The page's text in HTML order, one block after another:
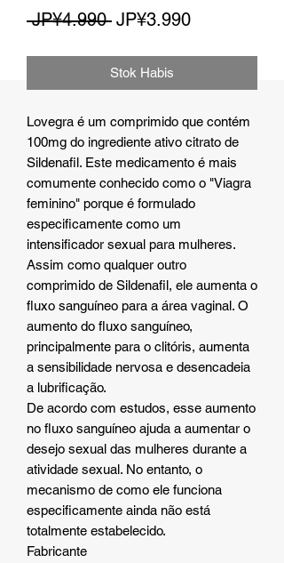
JP¥4.990 Harga
JP¥3.990Harga
Stok Habis
Lovegra é um comprimido que contém
100mg do ingrediente ativo citrato de
Sildenafil. Este medicamento é mais
comumente conhecido como o "Viagra
feminino" porque é formulado
especificamente como um
intensificador sexual para mulheres.
Assim como qualquer outro
comprimido de Sildenafil, ele aumenta o
fluxo sanguíneo para a área vaginal. O
aumento do fluxo sanguíneo,
principalmente para o clitóris, aumenta
a sensibilidade nervosa e desencadeia
a lubrificação.
De acordo com estudos, esse aumento
no fluxo sanguíneo ajuda a aumentar o
desejo sexual das mulheres durante a
atividade sexual. No entanto, o
mecanismo de como ele funciona
especificamente ainda não está
totalmente estabelecido.
Fabricante